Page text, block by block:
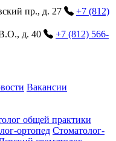
пр., д. 27
+7 (812)
д. 40
+7 (812) 566-
Вакансии
общей практики
ортопед Стоматолог-